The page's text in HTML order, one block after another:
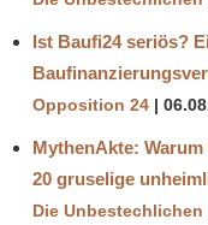
Ist Baufi24 seriös?
Opposition 24
MythenAkte:
20 gruselige
Die Unbestechlichen